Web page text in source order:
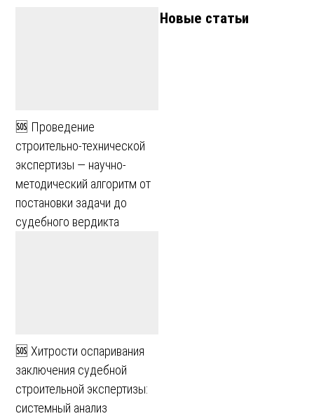
🆘 Проведение
строительно-технической
экспертизы — научно-
методический алгоритм от
постановки задачи до
судебного вердикта
🆘 Хитрости оспаривания
заключения судебной
строительной экспертизы:
системный анализ
Новые статьи